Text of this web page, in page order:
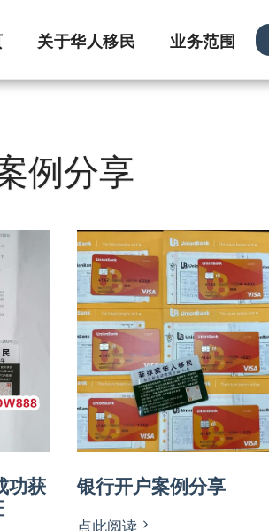
关于华人移民 业务范围
例分享
功获
银行开户案例分享
点此阅读